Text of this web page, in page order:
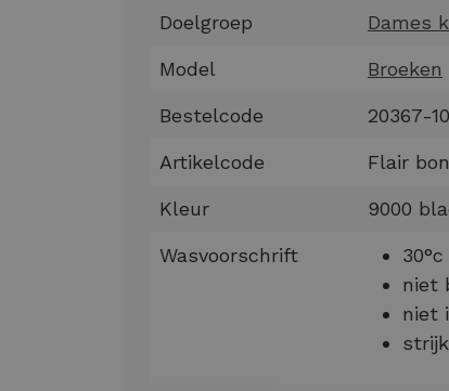
Doelgroep Dames
Model Broeken
Bestelcode 20367-10
Artikelcode Flair
Kleur 9000
Wasvoorschrift
niet
niet